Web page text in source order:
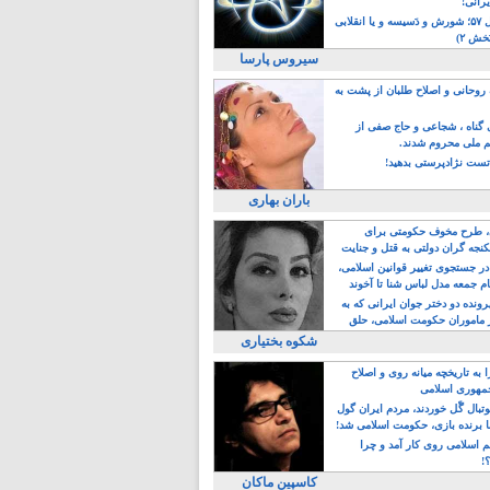
رویداد سال ۵۷؛ شورش و دَسیسه و یا انقلابی
۲)
سیروس پارسا
و اصلاح طلبان از پشت به
گناه ، شجاعی و حاج صفی از
ملی محروم شدند.
نژادپرستی بدهید!
باران بهاری
مخوف حکومتی برای
گران دولتی به قتل و جنایت
جستجوی تغییر قوانین اسلامی،
جمعه مدل لباس شنا تا آخوند
دو دختر جوان ایرانی که به
ماموران حکومت اسلامی، حلق
شکوه بختیاری
به تاریخچه میانه روی و اصلاح
اسلامی
گًل خوردند، مردم ایران گول
برنده بازی، حکومت اسلامی شد!
اسلامی روی کار آمد و چرا
کاسپین ماکان